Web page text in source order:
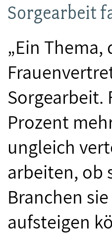
Sorgearbeit
„Ein
Sorgearbeit.
Prozent
ungleich
arbeiten, ob
Branchen
aufsteigen